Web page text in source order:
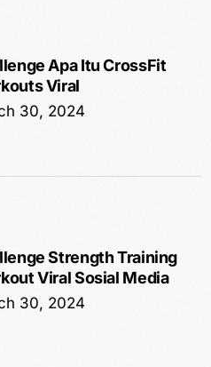
Apa Itu CrossFit
Viral
30, 2024
Strength Training
Viral Sosial Media
30, 2024